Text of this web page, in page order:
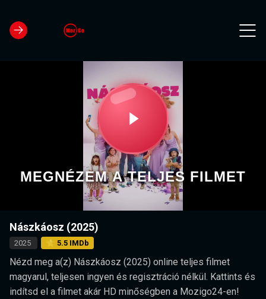
MEGNÉZEM A TELJES FILMET
Nászkáosz (2025)
2025 ⭐ 5.5 IMDb
Nézd meg a(z) Nászkáosz (2025) online teljes filmet
magyarul, teljesen ingyen és regisztráció nélkül. Kattints és
indítsd el a filmet akár HD minőségben a Mozigo24-en!